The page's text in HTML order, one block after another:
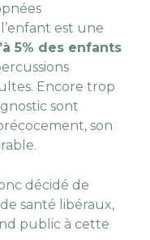
est une
5% des enfants
Encore trop
sont
son
décidé de
santé libéraux,
public à cette